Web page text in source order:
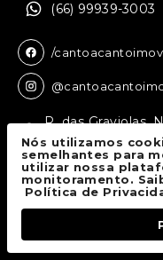
(66) 99939-3003
/
R. das Graviolas,
Sinop - MT,
Canto a
Todos
Nós utilizamos
semelhantes para
utilizar nossa
monitoramento.
Política de